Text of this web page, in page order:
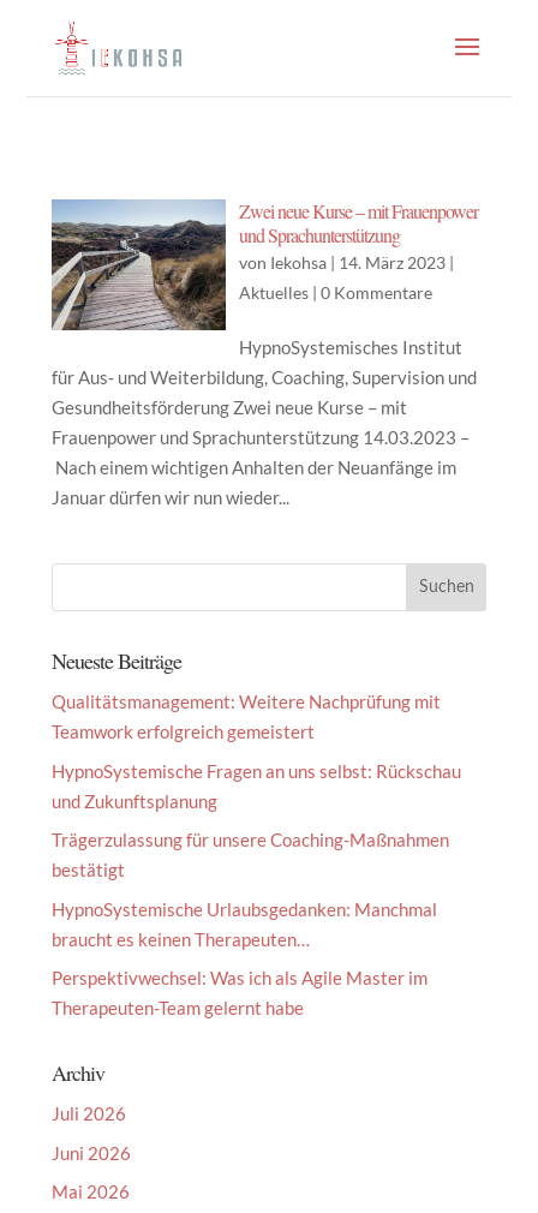
Zwei neue Kurse – mit Frauenpower
und Sprachunterstützung
von Iekohsa| 14. März 2023|
Aktuelles| 0 Kommentare
HypnoSystemisches Institut
für Aus- und Weiterbildung, Coaching, Supervision und
Gesundheitsförderung Zwei neue Kurse – mit
Frauenpower und Sprachunterstützung 14.03.2023 –
Nach einem wichtigen Anhalten der Neuanfänge im
Januar dürfen wir nun wieder...
Neueste Beiträge
Qualitätsmanagement: Weitere Nachprüfung mit
Teamwork erfolgreich gemeistert
HypnoSystemische Fragen an uns selbst: Rückschau
und Zukunftsplanung
Trägerzulassung für unsere Coaching-Maßnahmen
bestätigt
HypnoSystemische Urlaubsgedanken: Manchmal
braucht es keinen Therapeuten…
Perspektivwechsel: Was ich als Agile Master im
Therapeuten-Team gelernt habe
Archiv
Juli 2026
Juni 2026
Mai 2026